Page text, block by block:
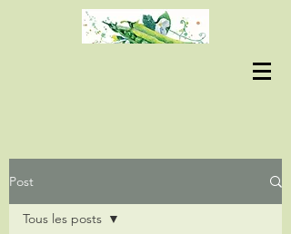
Post
Tous les posts